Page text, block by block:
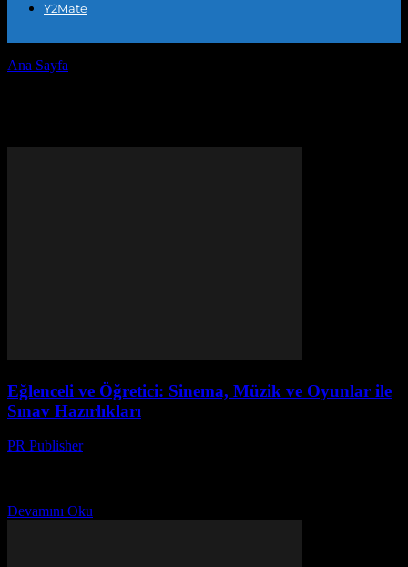
Y2Mate
Ana Sayfa
Eğlenceli ve Öğretici: Sinema, Müzik ve Oyunlar ile
Sınav Hazırlıkları
PR Publisher-
Devamını Oku